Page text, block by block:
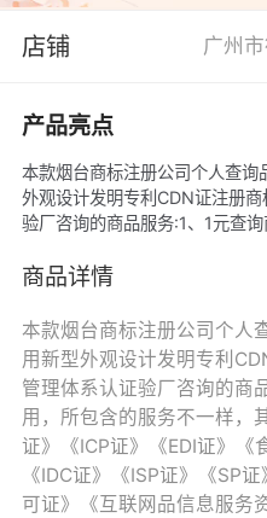
店铺 广州
产品亮点
本款烟台商标注册公司个人查询
外观设计发明专利CDN证注册
验厂咨询的商品服务:1、1元查
赠高端网站建设（含5G服务器
入驻平台还可装修代运营； 8、
服务； 10、终身免费技术指导。
商品详情
本款烟台商标注册公司个人
用新型外观设计发明专利
管理体系认证验厂咨询的商
用，所包含的服务不一样，
证》《ICP证》《EDI证》《
《IDC证》《ISP证》《SP
可证》《互联网品信息服务